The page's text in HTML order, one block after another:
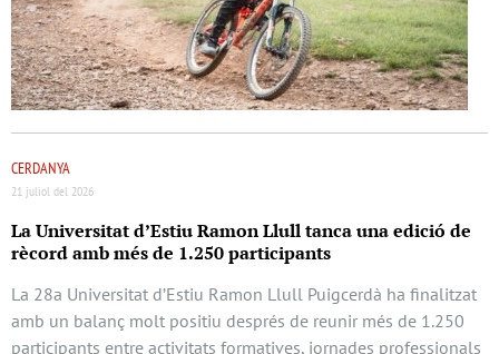
CERDANYA
21 juliol del 2026
La Universitat d’Estiu Ramon Llull tanca una edició de
rècord amb més de 1.250 participants
La 28a Universitat d’Estiu Ramon Llull Puigcerdà ha finalitzat
amb un balanç molt positiu després de reunir més de 1.250
participants entre activitats formatives, jornades professionals